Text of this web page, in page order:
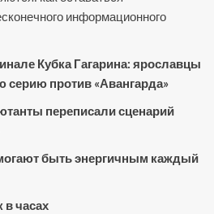
информационного
Кубка Гагарина: ярославцы
против «Авангарда»
переписали сценарий
быть энергичным каждый
в часах